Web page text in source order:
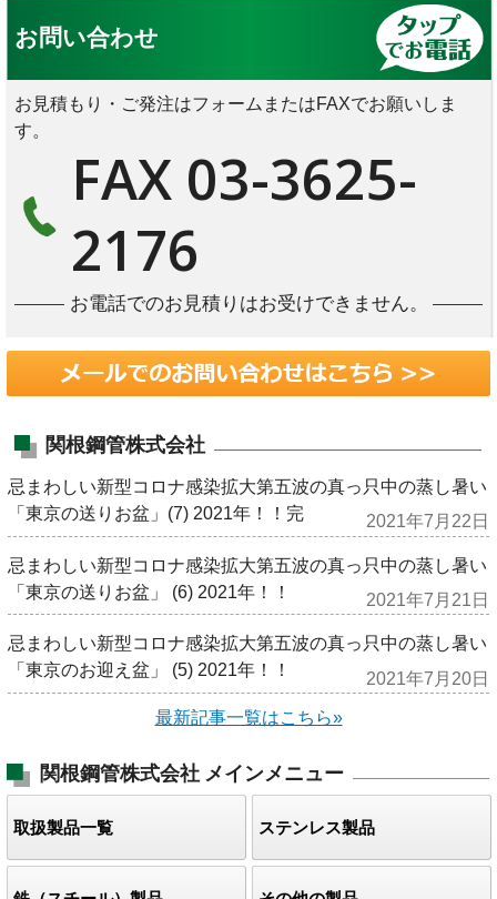
お問い合わせ
お見積もり・ご発注はフォームまたはFAXでお願いしま
す。
FAX 03-3625-
2176
お電話でのお見積りはお受けできません。
関根鋼管株式会社
忌まわしい新型コロナ感染拡大第五波の真っ只中の蒸し暑い
「東京の送りお盆」(7) 2021年！！完
2021年7月22日
忌まわしい新型コロナ感染拡大第五波の真っ只中の蒸し暑い
「東京の送りお盆」 (6) 2021年！！
2021年7月21日
忌まわしい新型コロナ感染拡大第五波の真っ只中の蒸し暑い
「東京のお迎え盆」 (5) 2021年！！
2021年7月20日
最新記事一覧はこちら»
関根鋼管株式会社 メインメニュー
取扱製品一覧 ステンレス製品